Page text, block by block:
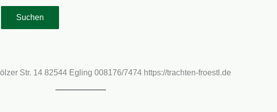
Suchen
Str. 14 82544 Egling 008176/7474 https://trachten-froestl.de